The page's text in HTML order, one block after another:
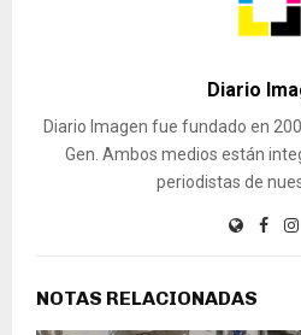
Diario
Diario Imagen fue fundado en
Gen. Ambos medios están
periodistas de
NOTAS RELACIONADAS